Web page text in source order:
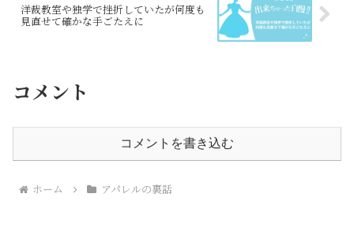
洋裁教室や独学で挫折していたが何度も
見直せて確かな手ごたえに
コメント
コメントを書き込む
ホーム アパレルの裏話